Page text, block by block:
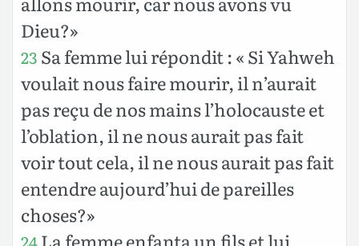
Dieu?»
23 Sa femme lui répondit : « Si Yahweh
voulait nous faire mourir, il n’aurait
pas reçu de nos mains l’holocauste et
l’oblation, il ne nous aurait pas fait
voir tout cela, il ne nous aurait pas fait
entendre aujourd’hui de pareilles
choses?»
24La femme enfanta un fils et lui